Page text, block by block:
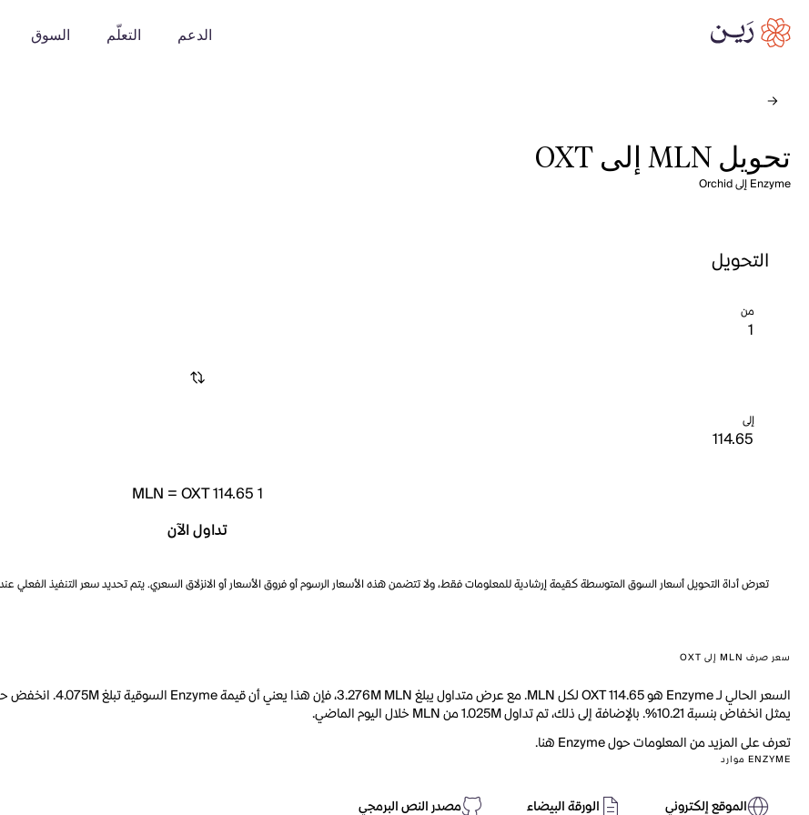
الدعم التعلّم السوق
تحويل MLN إلى OXT
Enzyme إلى Orchid
التحويل
من
إلى
1
MLN =OXT 114.65
تداول الآن
تعرض أداة التحويل أسعار السوق المتوسطة كقيمة إرشادية للمعلومات فقط، ولا تتضمن هذه الأسعار الرسوم أو فروق الأسعار أو الانزلاق السعري. يتم تحديد سعر التنفيذ الفعلي
سعر صرف MLN إلى OXT
يمثل انخفاض بنسبة 10.21%. بالإضافة إلى ذلك، تم تداول 1.025M من MLN خلال اليوم الماضي.
تعرف على المزيد من المعلومات حول Enzyme هنا.
ENZYME موارد
الموقع إلكتروني الورقة البيضاء مصدر النص البرمجي